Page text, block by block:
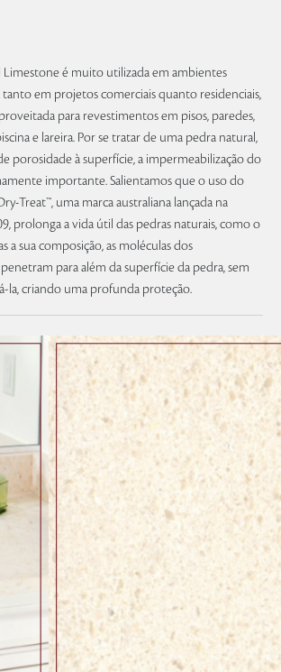
é muito utilizada em ambientes
em projetos comerciais quanto residenciais,
para revestimentos em pisos, paredes,
e lareira. Por se tratar de uma pedra natural,
porosidade à superfície, a impermeabilização do
importante. Salientamos que o uso do
Treat™, uma marca australiana lançada na
prolonga a vida útil das pedras naturais, como o
a sua composição, as moléculas dos
para além da superfície da pedra, sem
la, criando uma profunda proteção.